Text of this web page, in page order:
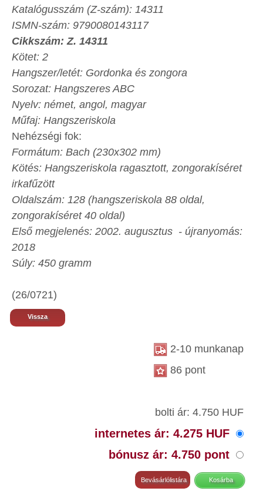
Katalógusszám (Z-szám): 14311
ISMN-szám: 9790080143117
Cikkszám: Z. 14311
Kötet: 2
Hangszer/letét: Gordonka és zongora
Sorozat: Hangszeres ABC
Nyelv: német, angol, magyar
Műfaj: Hangszeriskola
Nehézségi fok:
Formátum: Bach (230x302 mm)
Kötés: Hangszeriskola ragasztott, zongorakíséret
irkafűzött
Oldalszám: 128 (hangszeriskola 88 oldal,
zongorakíséret 40 oldal)
Első megjelenés: 2002. augusztus - újranyomás:
2018
Súly: 450 gramm
(26/0721)
Vissza
2-10 munkanap
86 pont
bolti ár: 4.750 HUF
internetes ár: 4.275 HUF
bónusz ár: 4.750 pont